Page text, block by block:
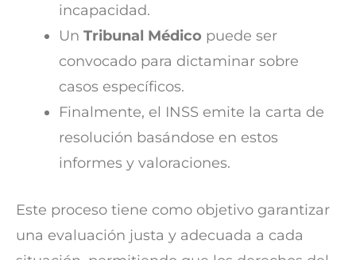
incapacidad.
Un Tribunal Médico puede ser
convocado para dictaminar sobre
casos específicos.
Finalmente, el INSS emite la carta de
resolución basándose en estos
informes y valoraciones.
Este proceso tiene como objetivo garantizar
una evaluación justa y adecuada a cada